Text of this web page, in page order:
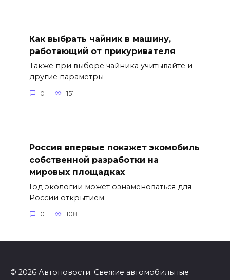
Как выбрать чайник в машину,
работающий от прикуривателя
Также при выборе чайника учитывайте и
другие параметры
0 151
Россия впервые покажет экомобиль
собственной разработки на
мировых площадках
Год экологии может ознаменоваться для
России открытием
0 108
© 2026 Автоновости. Свежие автомобильные